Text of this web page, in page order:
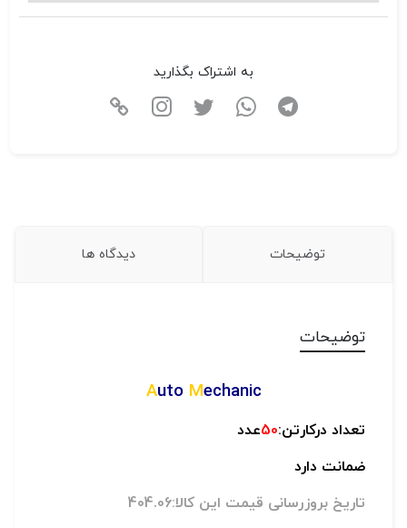
به اشتراک بگذارید
توضیحات دیدگاه ها
توضیحات
Auto Mechanic
تعداد درکارتن:50عدد
ضمانت دارد
تاریخ بروزرسانی قیمت این کالا:404.06